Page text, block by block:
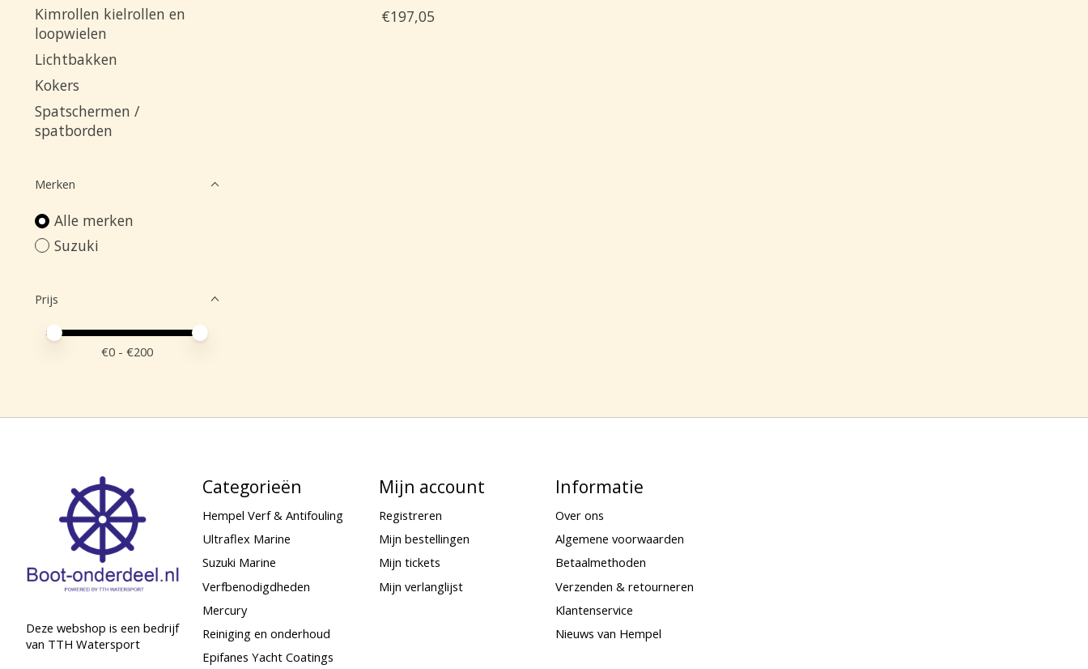
Kimrollen kielrollen en
loopwielen
Lichtbakken
Kokers
Spatschermen /
spatborden
Merken
Alle merken
Suzuki
Prijs
Minimale prijswaarde
Price maximum value
€0 - €200
€197,05
Deze webshop is een bedrijf
van TTH Watersport
Categorieën
Hempel Verf & Antifouling
Ultraflex Marine
Suzuki Marine
Verfbenodigdheden
Mercury
Reiniging en onderhoud
Epifanes Yacht Coatings
Mijn account
Registreren
Mijn bestellingen
Mijn tickets
Mijn verlanglijst
Informatie
Over ons
Algemene voorwaarden
Betaalmethoden
Verzenden & retourneren
Klantenservice
Nieuws van Hempel